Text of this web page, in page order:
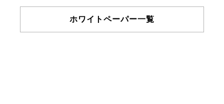
ホワイトペーパー一覧